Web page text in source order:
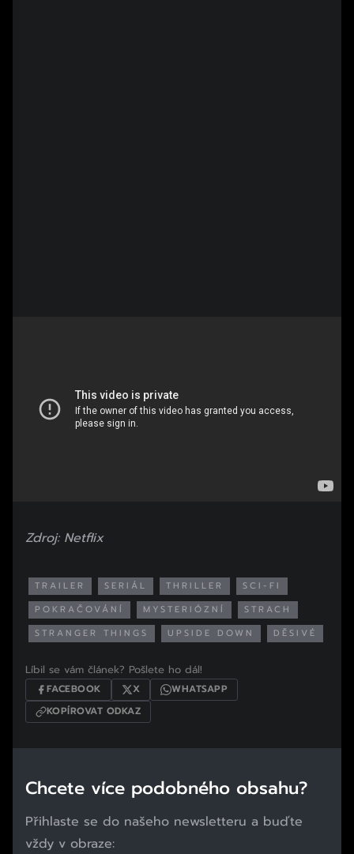
Zdroj: Netflix
TRAILER SERIÁL THRILLER
SCI-FI
POKRAČOVÁNÍ
MYSTERIÓZNÍ
STRACH
STRANGER THINGS
UPSIDE DOWN DĚSIVÉ
Líbil se vám článek? Pošlete ho dál!
FACEBOOK X
WHATSAPP
KOPÍROVAT ODKAZ
Chcete více podobného obsahu?
Přihlaste se do našeho newsletteru a buďte
vždy v obraze: